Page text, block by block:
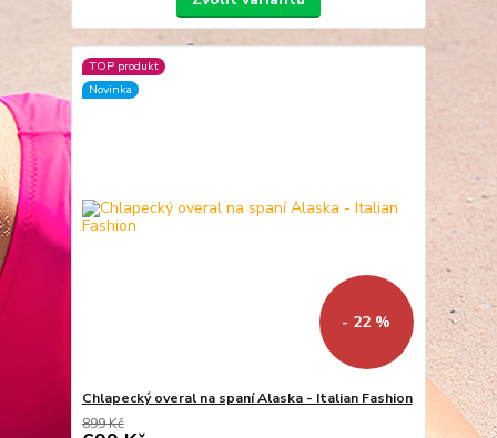
TOP produkt
Novinka
- 22 %
Chlapecký overal na spaní Alaska - Italian Fashion
899 Kč